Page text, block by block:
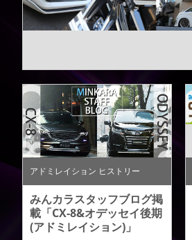
アドミレイション ヒストリー
みんカラスタッフブログ掲
載「CX-8&オデッセイ後期
(アドミレイション)」